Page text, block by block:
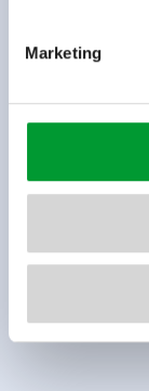
Marketing